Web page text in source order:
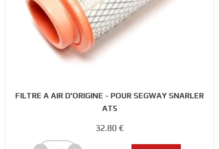
FILTRE A AIR D'ORIGINE - POUR SEGWAY SNARLER
AT5
32.80 €